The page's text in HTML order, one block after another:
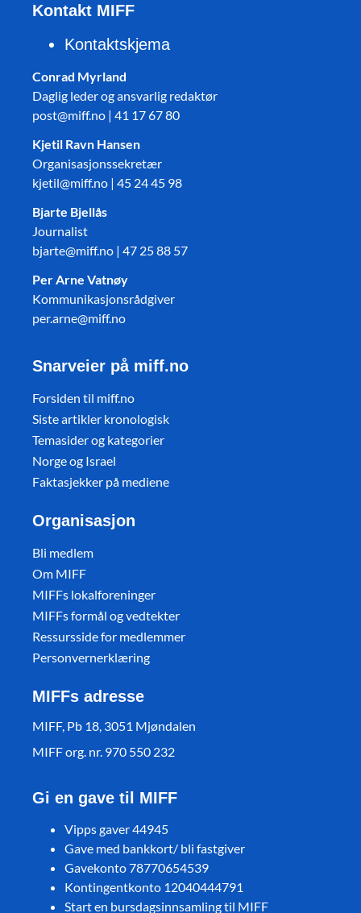
Kontakt MIFF
Kontaktskjema
Conrad Myrland
Daglig leder og ansvarlig redaktør
post@miff.no | 41 17 67 80
Kjetil Ravn Hansen
Organisasjonssekretær
kjetil@miff.no | 45 24 45 98
Bjarte Bjellås
Journalist
bjarte@miff.no | 47 25 88 57
Per Arne Vatnøy
Kommunikasjonsrådgiver
per.arne@miff.no
Snarveier på miff.no
Forsiden til miff.no
Siste artikler kronologisk
Temasider og kategorier
Norge og Israel
Faktasjekker på mediene
Organisasjon
Bli medlem
Om MIFF
MIFFs lokalforeninger
MIFFs formål og vedtekter
Ressursside for medlemmer
Personvernerklæring
MIFFs adresse
MIFF, Pb 18, 3051 Mjøndalen
MIFF org. nr. 970 550 232
Gi en gave til MIFF
Vipps gaver 44945
Gave med bankkort/ bli fastgiver
Gavekonto 78770654539
Kontingentkonto 12040444791
Start en bursdagsinnsamling til MIFF